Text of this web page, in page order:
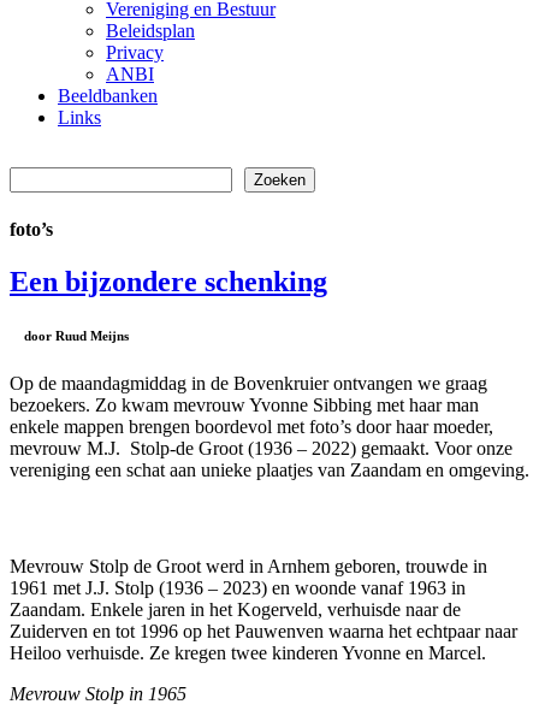
Vereniging en Bestuur
Beleidsplan
Privacy
ANBI
Beeldbanken
Links
Zoeken
foto’s
Een bijzondere schenking
door Ruud Meijns
Op de maandagmiddag in de Bovenkruier ontvangen we graag
bezoekers. Zo kwam mevrouw Yvonne Sibbing met haar man
enkele mappen brengen boordevol met foto’s door haar moeder,
mevrouw M.J. Stolp-de Groot (1936 – 2022) gemaakt. Voor onze
vereniging een schat aan unieke plaatjes van Zaandam en omgeving.
Mevrouw Stolp de Groot werd in Arnhem geboren, trouwde in
1961 met J.J. Stolp (1936 – 2023) en woonde vanaf 1963 in
Zaandam. Enkele jaren in het Kogerveld, verhuisde naar de
Zuiderven en tot 1996 op het Pauwenven waarna het echtpaar naar
Heiloo verhuisde. Ze kregen twee kinderen Yvonne en Marcel.
Mevrouw Stolp in 1965